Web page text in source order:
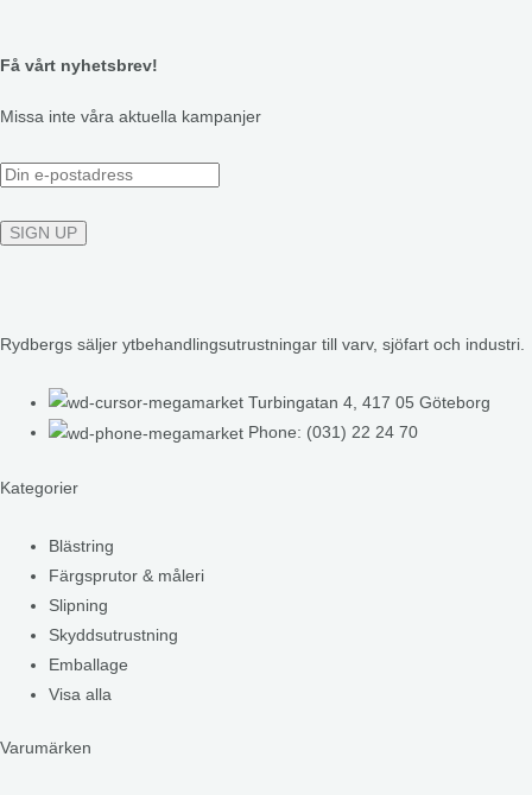
Få vårt nyhetsbrev!
Missa inte våra aktuella kampanjer
Rydbergs säljer ytbehandlingsutrustningar till varv, sjöfart och industri.
Turbingatan 4, 417 05 Göteborg
Phone: (031) 22 24 70
Kategorier
Blästring
Färgsprutor & måleri
Slipning
Skyddsutrustning
Emballage
Visa alla
Varumärken